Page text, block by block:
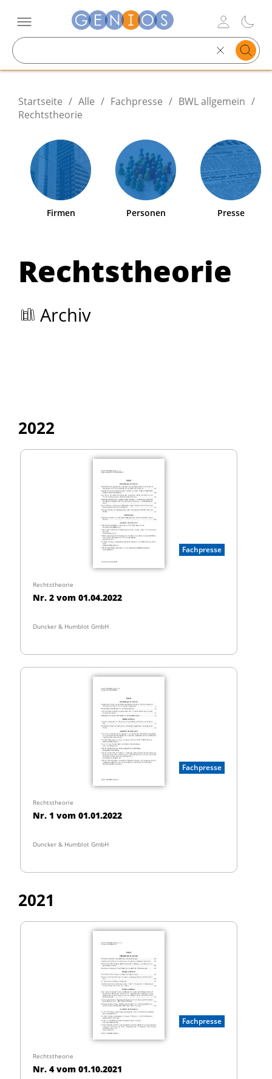
text
Startseite / Alle / Fachpresse / BWL allgemein /
Rechtstheorie
Firmen Personen Presse
Rechtstheorie
Archiv
2022
Fachpresse
Rechtstheorie
Nr. 2 vom 01.04.2022
Duncker & Humblot GmbH
Fachpresse
Rechtstheorie
Nr. 1 vom 01.01.2022
Duncker & Humblot GmbH
2021
Fachpresse
Rechtstheorie
Nr. 4 vom 01.10.2021